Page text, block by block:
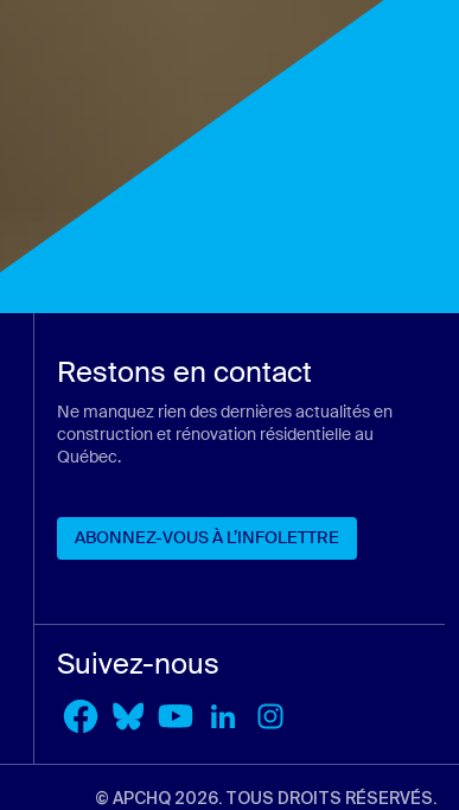
onglet)
onglet)
Restons en contact
Ne manquez rien des dernières actualités en
construction et rénovation résidentielle au
Québec.
ABONNEZ-VOUS À L’INFOLETTRE
Suivez-nous
© APCHQ 2026. TOUS DROITS RÉSERVÉS.